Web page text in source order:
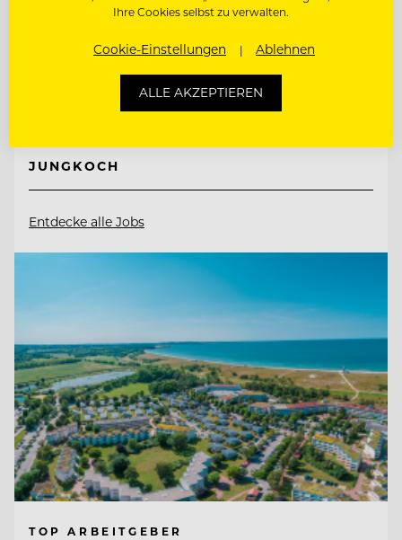
4191 Guglwald, Österreich
PÂTISSIER / KONDITOR
JUNGKOCH
Entdecke alle Jobs
TOP ARBEITGEBER
Ihre Cookies selbst zu verwalten.
Cookie-Einstellungen Ablehnen
ALLE AKZEPTIEREN